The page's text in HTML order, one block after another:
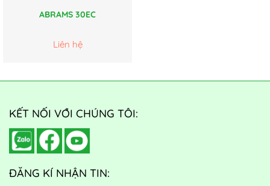
ABRAMS 30EC
Liên hệ
KẾT NỐI VỚI CHÚNG TÔI:
ĐĂNG KÍ NHẬN TIN: